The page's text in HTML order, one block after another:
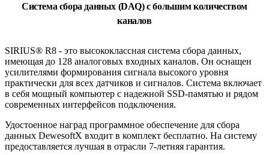
Система сбора данных (DAQ) с большим количеством
каналов
SIRIUS® R8 - это высококлассная система сбора данных,
имеющая до 128 аналоговых входных каналов. Он оснащен
усилителями формирования сигнала высокого уровня
практически для всех датчиков и сигналов. Система включает
в себя мощный компьютер с надежной SSD-памятью и рядом
современных интерфейсов подключения.
Удостоенное наград программное обеспечение для сбора
данных DewesoftX входит в комплект бесплатно. На систему
предоставляется лучшая в отрасли 7-летняя гарантия.